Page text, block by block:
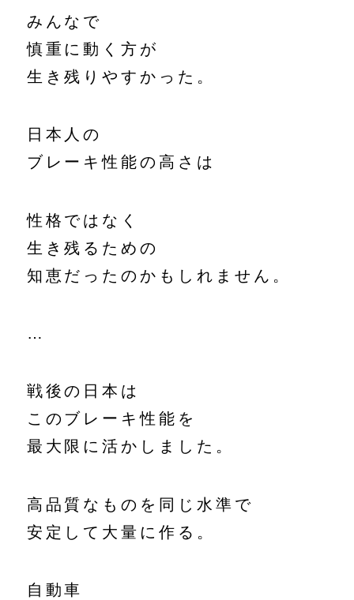
みんなで
慎重に動く方が
生き残りやすかった。
日本人の
ブレーキ性能の高さは
性格ではなく
生き残るための
知恵だったのかもしれません。
…
戦後の日本は
このブレーキ性能を
最大限に活かしました。
高品質なものを同じ水準で
安定して大量に作る。
自動車